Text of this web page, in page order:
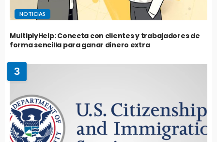
NOTICIAS
MultiplyHelp: Conecta con clientes y trabajadores de
forma sencilla para ganar dinero extra
3